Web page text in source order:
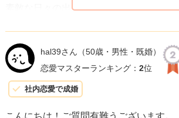
では、特に何も進展しないかと思います
うことは少なくともご相談者様のことは
にせよ気にはなっているということだと
係性を進められたいのでしたらご自身か
てみてはいかがでしょうか。
素敵な日々の出来事を、いっしょに分か
hal39さん （50歳・男性・既婚）
恋愛マスターランキング： 2位
社内恋愛で成婚